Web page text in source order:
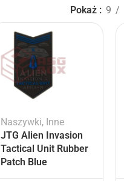
Pokaż 9
Naszywki, Inne
JTG Alien Invasion
Tactical Unit Rubber
Patch Blue